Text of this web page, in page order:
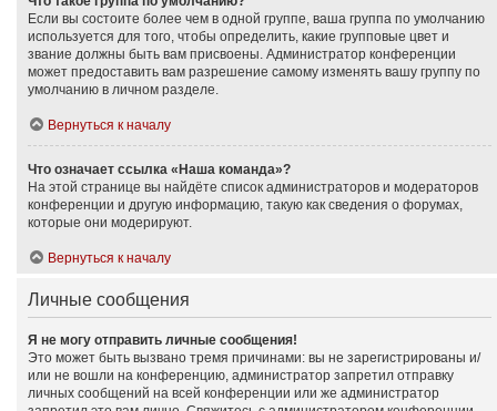
Если вы состоите более чем в одной группе, ваша группа по умолчанию
используется для того, чтобы определить, какие групповые цвет и
звание должны быть вам присвоены. Администратор конференции
может предоставить вам разрешение самому изменять вашу группу по
умолчанию в личном разделе.
Вернуться к началу
Что означает ссылка «Наша команда»?
На этой странице вы найдёте список администраторов и модераторов
конференции и другую информацию, такую как сведения о форумах,
которые они модерируют.
Вернуться к началу
Личные сообщения
Я не могу отправить личные сообщения!
Это может быть вызвано тремя причинами: вы не зарегистрированы и/
или не вошли на конференцию, администратор запретил отправку
личных сообщений на всей конференции или же администратор